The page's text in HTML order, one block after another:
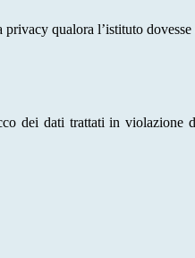
qualora l’istituto
dei dati trattati in